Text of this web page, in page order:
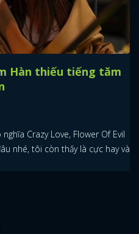
x
NHẬP
Hàn thiếu tiếng tăm
Crazy Love, Flower Of Evil
nhé, tôi còn thấy là cực hay và